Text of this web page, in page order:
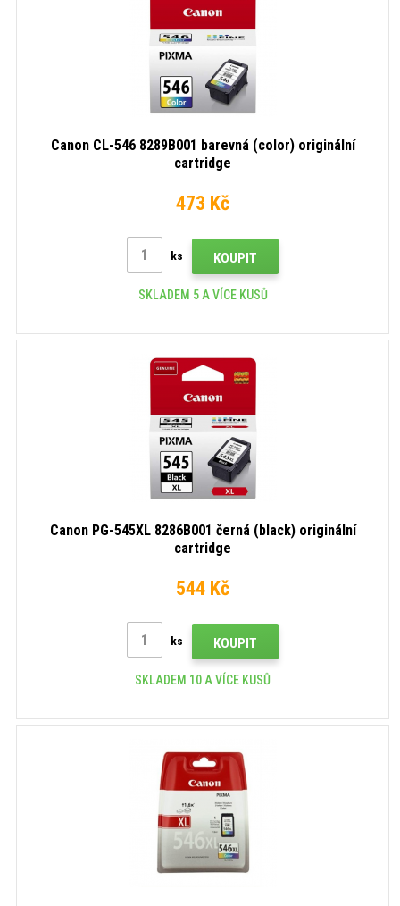
Canon CL-546 8289B001 barevná (color) originální
cartridge
473 Kč
ks KOUPIT
SKLADEM 5 A VÍCE KUSŮ
Canon PG-545XL 8286B001 černá (black) originální
cartridge
544 Kč
ks KOUPIT
SKLADEM 10 A VÍCE KUSŮ